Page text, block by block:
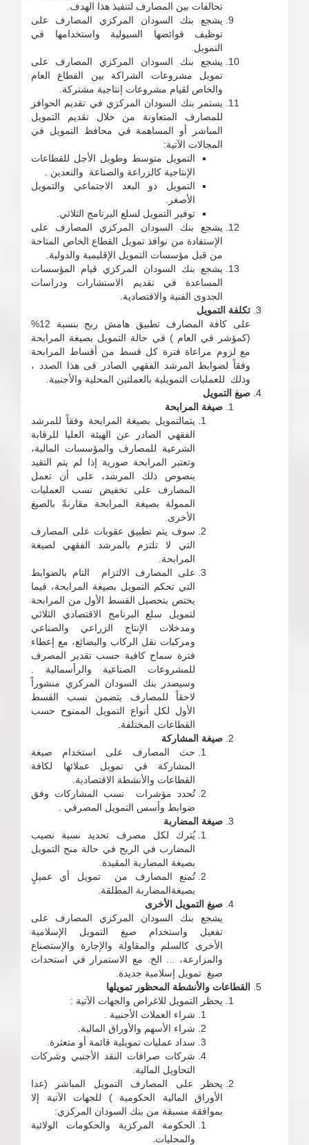
تحالفات بين المصارف لتنفيذ هذا الهدف.
يشجع بنك السودان المركزي المصارف على
توظيف فوائضها السيولية واستخدامها في
التمويل.
يشجع بنك السودان المركزي المصارف على
تمويل مشروعات الشراكة بين القطاع العام
والخاص لقيام مشروعات إنتاجية مشتركة.
يستمر بنك السودان المركزي في تقديم الحوافز
للمصارف المتعاونة من خلال تقديم التمويل
المباشر أو المساهمة في محافظ التمويل في
المجالات الآتية:
التمويل متوسط وطويل الأجل للقطاعات
الإنتاجية كالزراعة والصناعة والتعدين .
التمويل ذو البعد الاجتماعي والتمويل
الأصغر.
توفير التمويل لسلع البرنامج الثلاثي.
يشجع بنك السودان المركزي المصارف على
الإستفادة من نوافذ تمويل القطاع الخاص المتاحة
من قبل مؤسسات التمويل الإقليمية والدولية.
يشجع بنك السودان المركزي قيام المؤسسات
المساعدة في تقديم الاستشارات ودراسات
الجدوى الفنية والاقتصادية.
تكلفة التمويل
على كافة المصارف تطبيق هامش ربح بنسبة 12%
(كمؤشر في العام ) في حالة التمويل بصيغة المرابحة
مع لزوم مراعاة فترة كل قسط من أقساط المرابحة
وفقاً لضوابط المرشد الفقهي الصادر فى هذا الصدد ،
وذلك للعمليات التمويلية بالعملتين المحلية والأجنبية.
صيغ التمويل
صيغة المرابحة
يتمالتمويل بصيغة المرابحة وفقاً للمرشد
الفقهي الصادر عن الهيئة العليا للرقابة
الشرعية للمصارف والمؤسسات المالية،
وتعتبر المرابحة صورية إذا لم يتم التقيد
بنصوص ذلك المرشد، على أن تعمل
المصارف على تخفيض نسب العمليات
الممولة بصيغة المرابحة مقارنةً بالصيغ
الأخرى.
سوف يتم تطبيق عقوبات على المصارف
التي لا تلتزم بالمرشد الفقهي لصيغة
المرابحة.
على المصارف الالتزام التام بالضوابط
التي تحكم التمويل بصيغة المرابحة، فيما
يختص بتحصيل القسط الأول من المرابحة
لتمويل سلع البرنامج الاقتصادي الثلاثي
ومدخلات الإنتاج الزراعي والصناعي
ومركبات نقل الركاب والبضائع، مع إعطاء
فترة سماح كافية حسب تقدير المصرف
للمشروعات الصناعية والرأسمالية .
وسيصدر بنك السودان المركزي منشوراً
لاحقاً للمصارف يتضمن نسب القسط
الأول لكل أنواع التمويل الممنوح حسب
القطاعات المختلفة.
صيغة المشاركة
حث المصارف على استخدام صيغة
المشاركة في تمويل عملائها لكافة
القطاعات والأنشطة الاقتصادية.
تُحدد مؤشرات نسب المشاركات وفق
ضوابط وأسس التمويل المصرفي .
صيغة المضاربة
يُترك لكل مصرف تحديد نسبة نصيب
المضارب في الربح في حالة منح التمويل
بصيغة المضاربة المقيدة.
تُمنع المصارف من تمويل أي عميلٍ
بصيغةالمضاربة المطلقة.
صيغ التمويل الأخرى
يشجع بنك السودان المركزي المصارف على
تفعيل واستخدام صيغ التمويل الإسلامية
الأخرى كالسلم والمقاولة والإجارة والإستصناع
والمزارعة، ... الخ. مع الاستمرار في استحداث
صيغ تمويل إسلامية جديدة.
القطاعات والأنشطة المحظور تمويلها
يحظر التمويل للاغراض والجهات الآتية :
شراء العملات الأجنبية .
شراء الأسهم والأوراق المالية.
سداد عمليات تمويلية قائمة أو متعثرة.
شركات صرافات النقد الأجنبي وشركات
التحاويل المالية.
يحظر على المصارف التمويل المباشر (عدا
الأوراق المالية الحكومية ) للجهات الآتية إلا
بموافقة مسبقة من بنك السودان المركزي:
الحكومة المركزية والحكومات الولائية
والمحليات.